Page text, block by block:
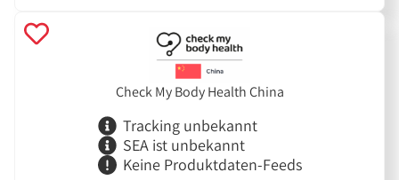
Check My Body Health China
Tracking unbekannt
SEA ist unbekannt
Keine Produktdaten-Feeds